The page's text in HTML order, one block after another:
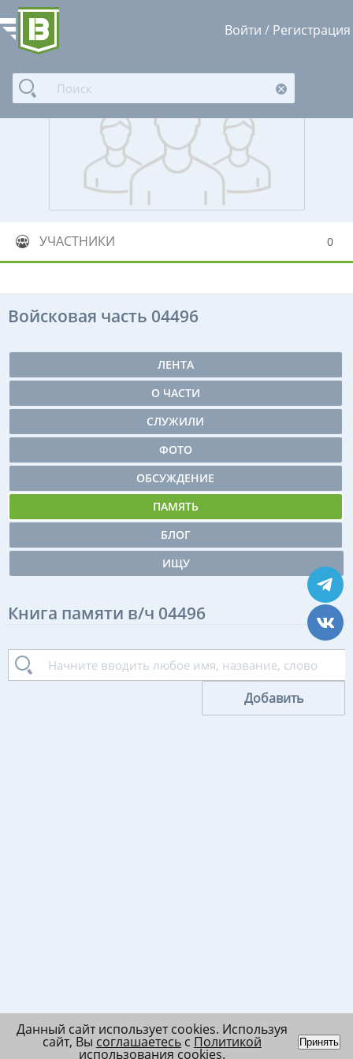
Войти / Регистрация
УЧАСТНИКИ 0
Войсковая часть 04496
ЛЕНТА
О ЧАСТИ
СЛУЖИЛИ
ФОТО
ОБСУЖДЕНИЕ
ПАМЯТЬ
БЛОГ
ИЩУ
Книга памяти в/ч 04496
Добавить
Данный сайт использует cookies. Используя
сайт, Вы соглашаетесьс Политикой
использования cookies.
Принять